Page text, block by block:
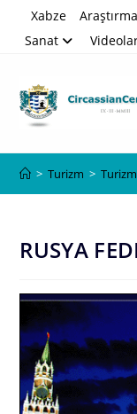
Xabze Araştırma
Sanat
> Turizm >
RUSYA